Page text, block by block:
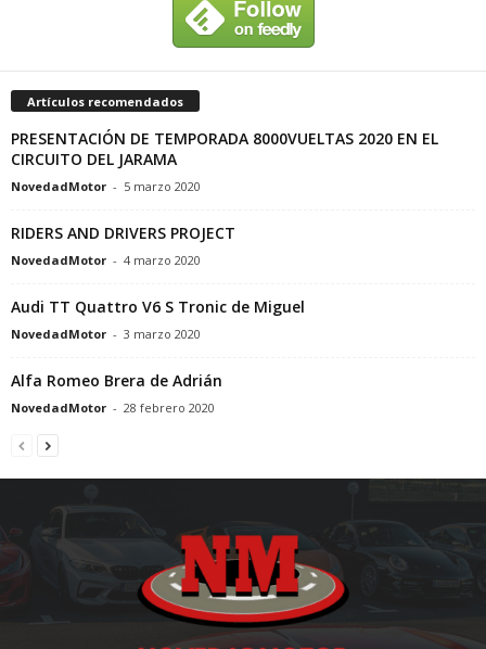
Artículos recomendados
PRESENTACIÓN DE TEMPORADA 8000VUELTAS 2020 EN EL
CIRCUITO DEL JARAMA
NovedadMotor - 5 marzo 2020
RIDERS AND DRIVERS PROJECT
NovedadMotor - 4 marzo 2020
Audi TT Quattro V6 S Tronic de Miguel
NovedadMotor - 3 marzo 2020
Alfa Romeo Brera de Adrián
NovedadMotor - 28 febrero 2020